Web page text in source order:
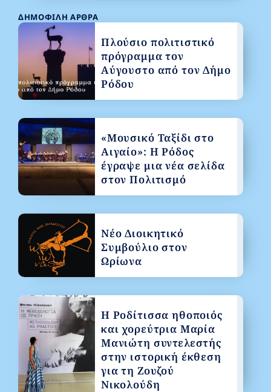
ΔΗΜΟΦΙΛΉ ΆΡΘΡΑ
Πλούσιο πολιτιστικό
πρόγραμμα τον
Αύγουστο από τον Δήμο
Ρόδου
«Μουσικό Ταξίδι στο
Αιγαίο»: Η Ρόδος
έγραψε μια νέα σελίδα
στον Πολιτισμό
Νέο Διοικητικό
Συμβούλιο στον
Ωρίωνα
Η Ροδίτισσα ηθοποιός
και χορεύτρια Μαρία
Μανιώτη συντελεστής
στην ιστορική έκθεση
για τη Ζουζού
Νικολούδη